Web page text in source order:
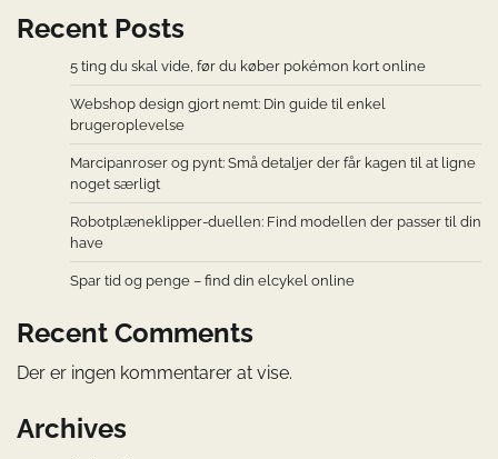
Recent Posts
5 ting du skal vide, før du køber pokémon kort online
Webshop design gjort nemt: Din guide til enkel
brugeroplevelse
Marcipanroser og pynt: Små detaljer der får kagen til at ligne
noget særligt
Robotplæneklipper-duellen: Find modellen der passer til din
have
Spar tid og penge – find din elcykel online
Recent Comments
Der er ingen kommentarer at vise.
Archives